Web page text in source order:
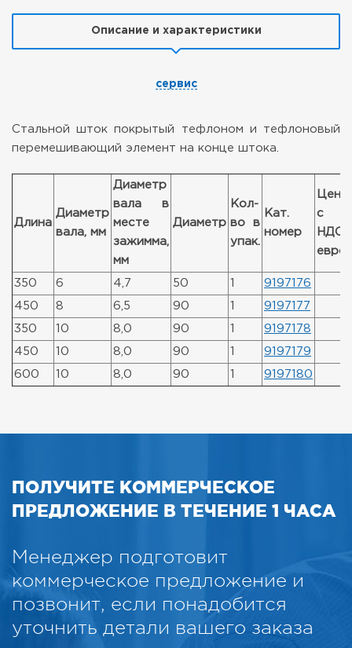
Описание и характеристики
сервис
Стальной шток покрытый тефлоном и тефлоновый
перемешивающий элемент на конце штока.
Длина
Диаметр
вала, мм
Диаметр
вала в
месте
зажимма,
мм
Диаметр
Кол-
во в
упак.
Кат.
номер
Цена
с
НДС,
евро
350 6 4,7 50 1 9197176
450 8 6,5 90 1 9197177
350 10 8,0 90 1 9197178
450 10 8,0 90 1 9197179
600 10 8,0 90 1 9197180
ПОЛУЧИТЕ КОММЕРЧЕСКОЕ
ПРЕДЛОЖЕНИЕ В ТЕЧЕНИЕ 1 ЧАСА
Менеджер подготовит
коммерческое предложение и
позвонит, если понадобится
уточнить детали вашего заказа